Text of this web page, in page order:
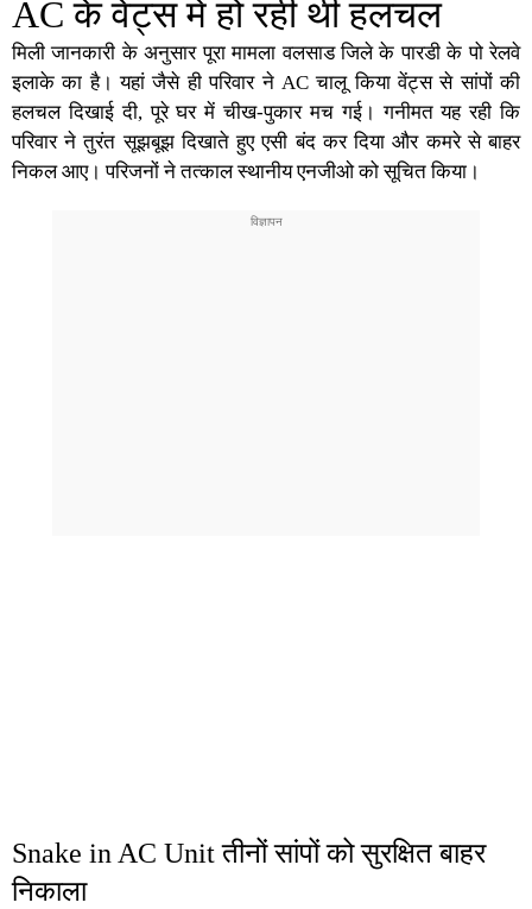
AC के वेंट्स में हो रही थी हलचल
मिली जानकारी के अनुसार पूरा मामला वलसाड जिले के पारडी के पो रेलवे
इलाके का है। यहां जैसे ही परिवार ने AC चालू किया वेंट्स से सांपों की
हलचल दिखाई दी, पूरे घर में चीख-पुकार मच गई। गनीमत यह रही कि
परिवार ने तुरंत सूझबूझ दिखाते हुए एसी बंद कर दिया और कमरे से बाहर
निकल आए। परिजनों ने तत्काल स्थानीय एनजीओ को सूचित किया।
Snake in AC Unit तीनों सांपों को सुरक्षित बाहर
निकाला